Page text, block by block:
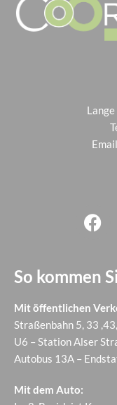
So kommen
Mit öffentlichen
Straßenbahn 5, 33
U6 – Station Alser
Autobus 13A –
Mit dem Auto: